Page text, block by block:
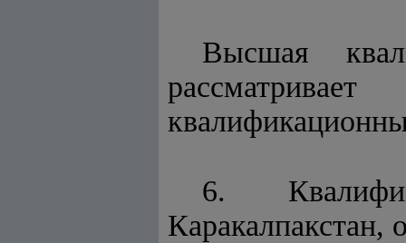
Высшая
6.
Каракалпакстан,